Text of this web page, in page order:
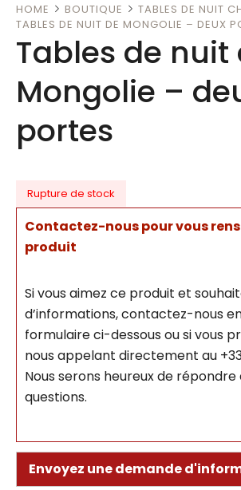
HOME BOUTIQUE
TABLES DE NUIT
TABLES DE NUIT DE MONGOLIE – DEUX
Tables de nuit
Mongolie –
portes
Rupture de stock
Contactez-nous pour vous
produit
Si vous aimez ce produit et
d’informations, contactez-nous
formulaire ci-dessous ou si vous
nous appelant directement au +33
Nous serons heureux de
questions.
Envoyez une demande